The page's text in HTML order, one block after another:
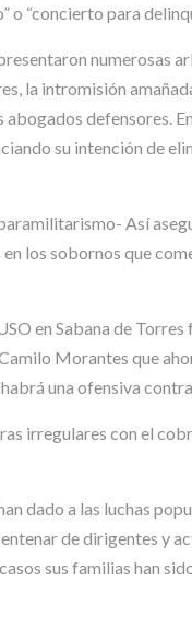
o “concierto para
numerosas
la intromisión
defensores.
su intención de
Así
los sobornos que
en Sabana de
Morantes que
una ofensiva
irregulares con el
dado a las luchas
de dirigentes y
sus familias han